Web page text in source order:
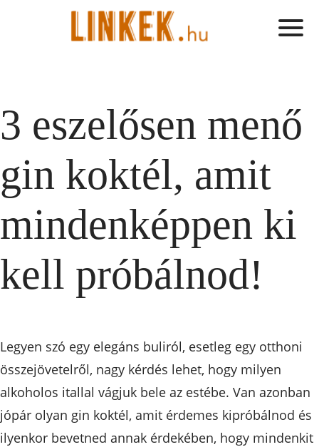
3 eszelősen menő
gin koktél, amit
mindenképpen ki
kell próbálnod!
Legyen szó egy elegáns buliról, esetleg egy otthoni
összejövetelről, nagy kérdés lehet, hogy milyen
alkoholos itallal vágjuk bele az estébe. Van azonban
jópár olyan gin koktél, amit érdemes kipróbálnod és
ilyenkor bevetned annak érdekében, hogy mindenkit